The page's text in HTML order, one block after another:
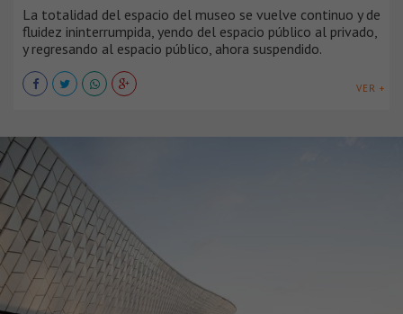
La totalidad del espacio del museo se vuelve continuo y de
fluidez ininterrumpida, yendo del espacio público al privado,
y regresando al espacio público, ahora suspendido.
VER +